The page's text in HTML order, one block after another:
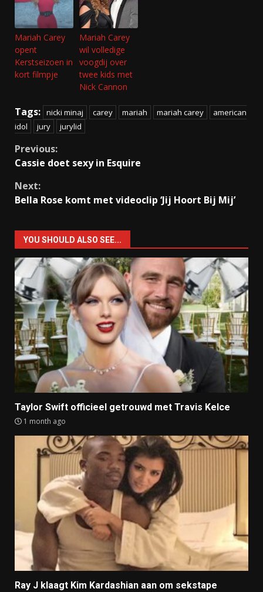
Mariah Carey
opent
Kerstseizoen in
kort filmpje
Mariah Carey
wil volledige
voogdij over
twee kids met
Nick Cannon
Tags: nicki minaj carey mariah mariah carey
american
idol
jury jurylid
Continue
Previous:
Cassie doet sexy in Esquire
Next:
Bella Rose komt met videoclip ‘Jij Hoort Bij Mij’
YOU SHOULD ALSO SEE...
Taylor Swift officieel getrouwd met Travis Kelce
1 month ago
Ray J klaagt Kim Kardashian aan om sekstape